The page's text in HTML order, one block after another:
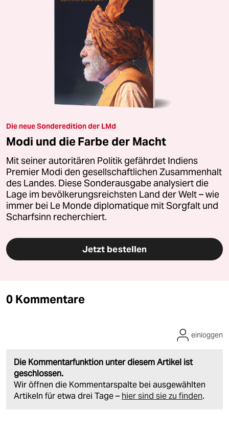
Die neue Sonderedition der LMd
Modi und die Farbe der Macht
Mit seiner autoritären Politik gefährdet Indiens
Premier Modi den gesellschaftlichen Zusammenhalt
des Landes. Diese Sonderausgabe analysiert die
Lage im bevölkerungsreichsten Land der Welt – wie
immer bei Le Monde diplomatique mit Sorgfalt und
Scharfsinn recherchiert.
Jetzt bestellen
0 Kommentare
Die Kommentarfunktion unter diesem Artikel ist
geschlossen.
Wir öffnen die Kommentarspalte bei ausgewählten
Artikeln für etwa drei Tage – hier sind sie zu finden.
einloggen